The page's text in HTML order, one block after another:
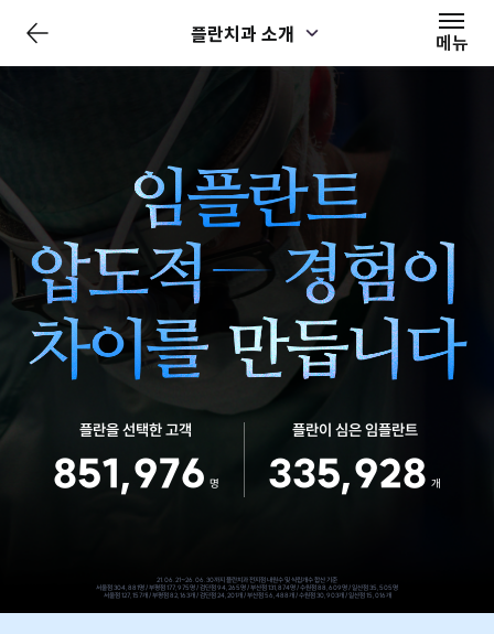
플란치과 소개 메뉴
뉴
플란을 선택한 고객
851,976 명
플란이 심은 임플란트
335,928 개
21.06.21~26.06.30까지 플란치과 전지점 내원수 및 식립개수 합산 기준
서울점 304,881명 / 부평점 177,975명 / 검단점 94,265명 / 부산점 131,874명 / 수원점 88,609명 / 일산점 35,505명
서울점 127,157개 / 부평점 82,163개 / 검단점 24,201개 / 부산점 56,488개 / 수원점 30,903개 / 일산점 15,016개